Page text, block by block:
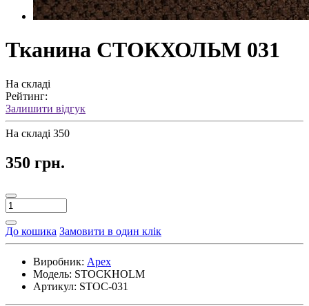
Тканина СТОКХОЛЬМ 031
На складі
Рейтинг:
Залишити відгук
На складі 350
350 грн.
До кошика Замовити в один клік
Виробник: Apex
Модель: STOCKHOLM
Артикул: STOC-031